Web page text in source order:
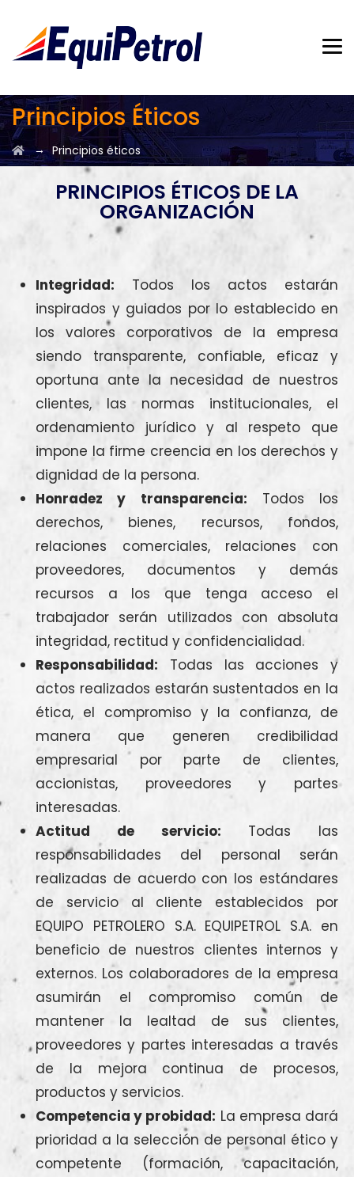
Principios Éticos
→Principios éticos
PRINCIPIOS ÉTICOS DE LA
ORGANIZACIÓN
Integridad: Todos los actos estarán
inspirados y guiados por lo establecido en
los valores corporativos de la empresa
siendo transparente, confiable, eficaz y
oportuna ante la necesidad de nuestros
clientes, las normas institucionales, el
ordenamiento jurídico y al respeto que
impone la firme creencia en los derechos y
dignidad de la persona.
Honradez y transparencia: Todos los
derechos, bienes, recursos, fondos,
relaciones comerciales, relaciones con
proveedores, documentos y demás
recursos a los que tenga acceso el
trabajador serán utilizados con absoluta
integridad, rectitud y confidencialidad.
Responsabilidad: Todas las acciones y
actos realizados estarán sustentados en la
ética, el compromiso y la confianza, de
manera que generen credibilidad
empresarial por parte de clientes,
accionistas, proveedores y partes
interesadas.
Actitud de servicio: Todas las
responsabilidades del personal serán
realizadas de acuerdo con los estándares
de servicio al cliente establecidos por
EQUIPO PETROLERO S.A. EQUIPETROL S.A. en
beneficio de nuestros clientes internos y
externos. Los colaboradores de la empresa
asumirán el compromiso común de
mantener la lealtad de sus clientes,
proveedores y partes interesadas a través
de la mejora continua de procesos,
productos y servicios.
Competencia y probidad: La empresa dará
prioridad a la selección de personal ético y
competente (formación, capacitación,